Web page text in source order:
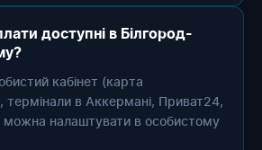
доступні в Білгород-
кабінет (карта
в Аккермані, Приват24,
можна налаштувати в особистому